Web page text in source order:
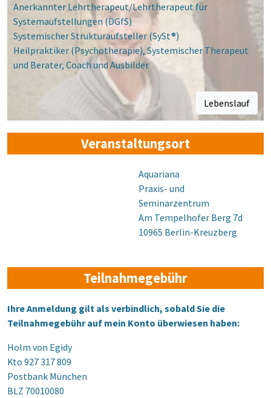
Anerkannter Lehrtherapeut/Lehrtherapeut für
Systemaufstellungen (DGfS)
Systemischer Strukturaufsteller (SySt®)
Heilpraktiker (Psychotherapie), Systemischer Therapeut
und Berater, Coach und Ausbilder
Lebenslauf
Veranstaltungsort
Aquariana
Praxis- und
Seminarzentrum
Am Tempelhofer Berg 7d
10965 Berlin-Kreuzberg
Teilnahmegebühr
Ihre Anmeldung gilt als verbindlich, sobald Sie die
Teilnahmegebühr auf mein Konto überwiesen haben:
Holm von Egidy
Kto 927 317 809
Postbank München
BLZ 70010080